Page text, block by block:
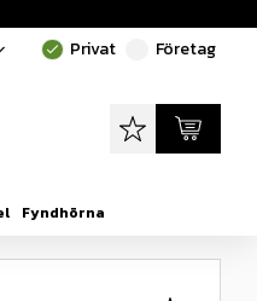
done Privat Företag
Favoriter
Kundvagn
Fyndhörna